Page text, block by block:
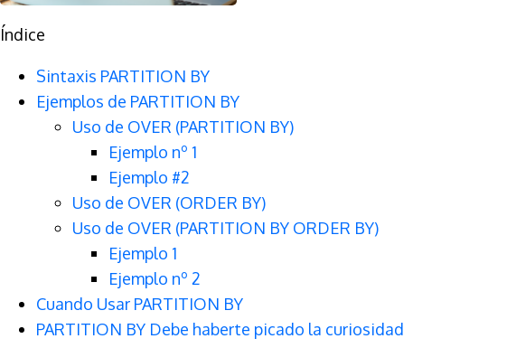
Índice
Sintaxis PARTITION BY
Ejemplos de PARTITION BY
Uso de OVER (PARTITION BY)
Ejemplo nº 1
Ejemplo #2
Uso de OVER (ORDER BY)
Uso de OVER (PARTITION BY ORDER BY)
Ejemplo 1
Ejemplo nº 2
Cuando Usar PARTITION BY
PARTITION BY Debe haberte picado la curiosidad